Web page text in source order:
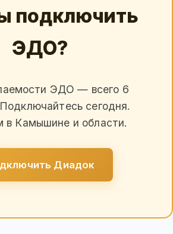
подключить
ЭДО?
ЭДО — всего 6
сегодня.
в Камышине и области.
Диадок